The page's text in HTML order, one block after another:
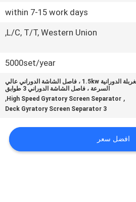
within 7-15 work days
L/C, T/T, Western Union,
5000set/year
آلة الغربلة الدورانية 1.5kw ، فاصل الشاشة الدوراني عالي
السرعة ، فاصل الشاشة الدوراني 3 طوابق
,
High Speed Gyratory Screen Separator
,
3 Deck Gyratory Screen Separator
افضل سعر